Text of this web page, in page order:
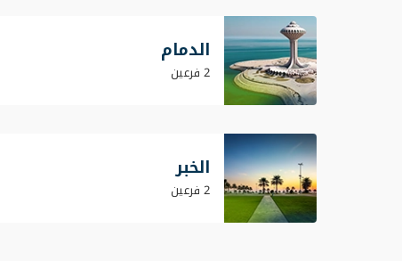
الدمام
2 فرعين
الخبر
2 فرعين